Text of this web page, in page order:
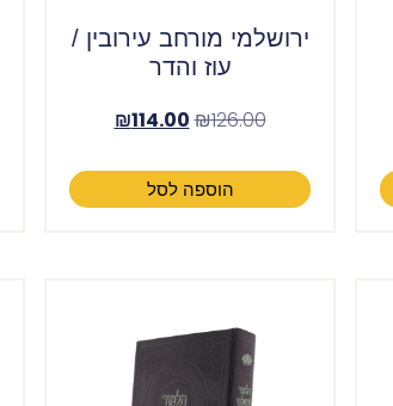
ירושלמי מורחב עירובין /
עוז והדר
₪126.00
₪114.00
הוספה לסל